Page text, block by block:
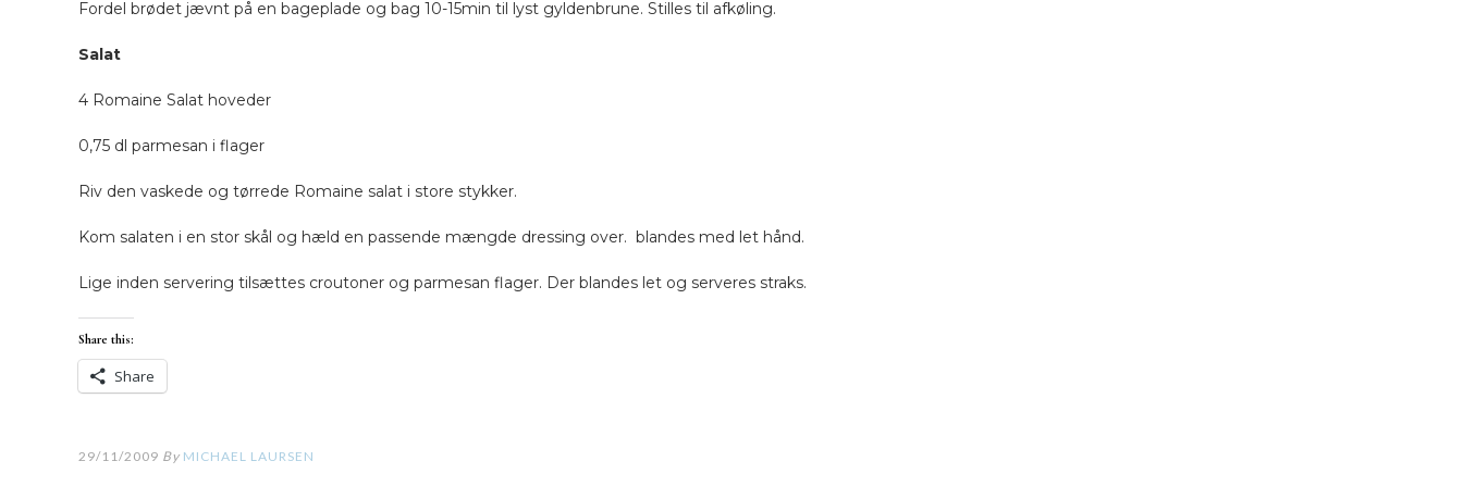
Fordel brødet jævnt på en bageplade og bag 10-15min til lyst gyldenbrune. Stilles til afkøling.
Salat
4 Romaine Salat hoveder
0,75 dl parmesan i flager
Riv den vaskede og tørrede Romaine salat i store stykker.
Kom salaten i en stor skål og hæld en passende mængde dressing over. blandes med let hånd.
Lige inden servering tilsættes croutoner og parmesan flager. Der blandes let og serveres straks.
Share this:
Share
29/11/2009 By MICHAEL LAURSEN